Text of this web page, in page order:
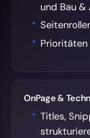
und Bau &
Prioritäten
OnPage &
Titles,